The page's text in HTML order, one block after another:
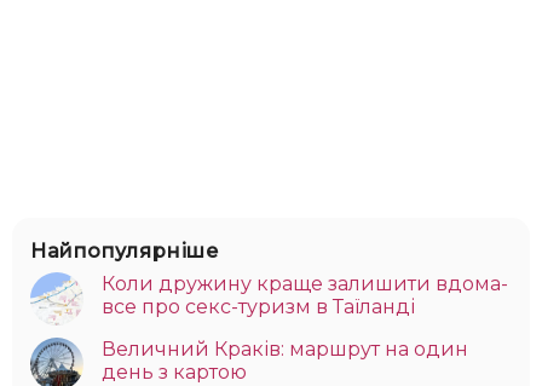
Найпопулярніше
Коли дружину краще залишити вдома-
все про секс-туризм в Таїланді
Величний Краків: маршрут на один
день з картою